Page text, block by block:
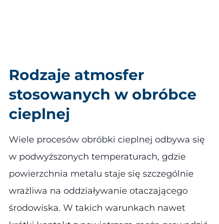
Rodzaje atmosfer
stosowanych w obróbce
cieplnej
Wiele procesów obróbki cieplnej odbywa się
w podwyższonych temperaturach, gdzie
powierzchnia metalu staje się szczególnie
wrażliwa na oddziaływanie otaczającego
środowiska. W takich warunkach nawet